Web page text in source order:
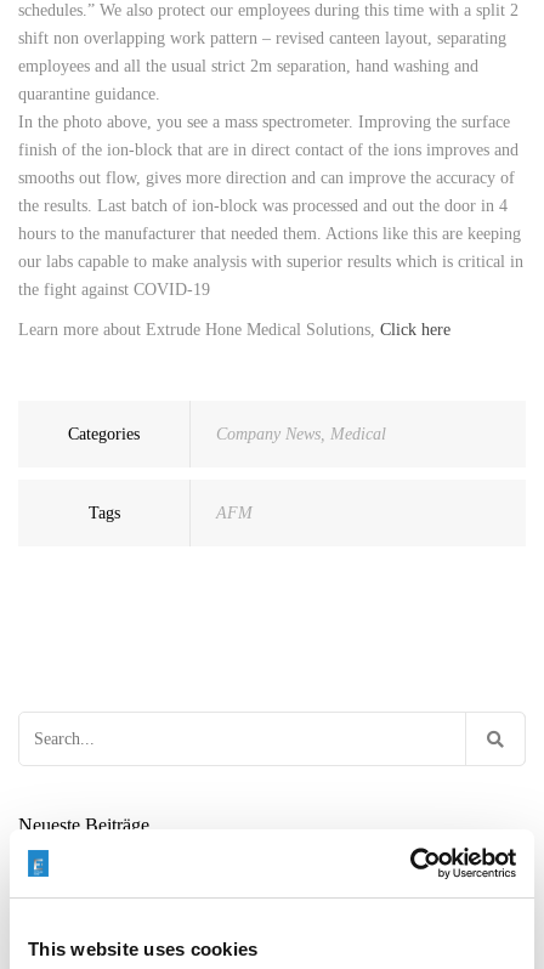
This website uses cookies
schedules.” We also protect our employees during this time with a split 2
shift non overlapping work pattern – revised canteen layout, separating
employees and all the usual strict 2m separation, hand washing and
quarantine guidance.
In the photo above, you see a mass spectrometer. Improving the surface
finish of the ion-block that are in direct contact of the ions improves and
smooths out flow, gives more direction and can improve the accuracy of
the results. Last batch of ion-block was processed and out the door in 4
hours to the manufacturer that needed them. Actions like this are keeping
our labs capable to make analysis with superior results which is critical in
the fight against COVID-19
Learn more about Extrude Hone Medical Solutions, Click here
Categories Company News, Medical
Tags AFM
Neueste Beiträge